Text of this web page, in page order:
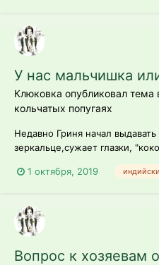
У нас мальчишка
Клюковка опубликовал тема
кольчатых попугаях
Недавно Гриня начал
зеркальце,сужает глазки,
возрасту для ожерелья
1 октября, 2019
Вопрос к хозяевам